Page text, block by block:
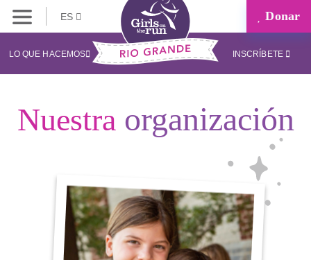
ES Donar
LO QUE HACEMOS INSCRÍBETE
Nuestra organización